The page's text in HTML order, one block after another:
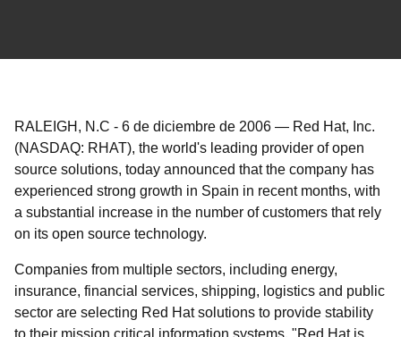
RALEIGH, N.C - 6 de diciembre de 2006 — Red Hat, Inc.
(NASDAQ: RHAT), the world's leading provider of open
source solutions, today announced that the company has
experienced strong growth in Spain in recent months, with
a substantial increase in the number of customers that rely
on its open source technology.
Companies from multiple sectors, including energy,
insurance, financial services, shipping, logistics and public
sector are selecting Red Hat solutions to provide stability
to their mission critical information systems. "Red Hat is